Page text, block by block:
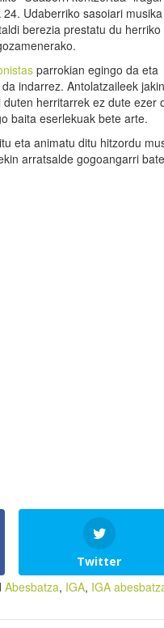
Udaberriko sasoiari
berezia prestatu du herriko
parrokian egingo da eta
indarrez. Antolatzaileek
herritarrek ez dute ezer
baita eserlekuak bete arte.
eta animatu ditu hitzordu
arratsalde gogoangarri
Twitter
Abesbatza, IGA, IGA